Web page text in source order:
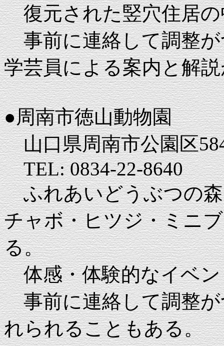
復元された竪穴住居の
事前に連絡して調整が
学芸員による案内と解
●周南市徳山動物園
山口県周南市公園区
TEL: 0834-22-8640
ふれあいどうぶつの森
チャボ・ヒツジ・ミニ
る。
体感・体験的なイベン
事前に連絡して調整が
れられることもある。